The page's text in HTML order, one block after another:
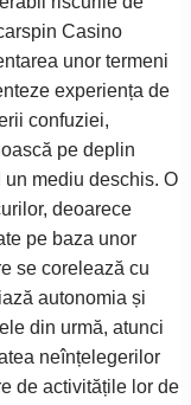
Casino
unor termeni
experiența de
confuziei,
pe deplin
mediu deschis. O
deoarece
pe baza unor
se corelează cu
autonomia și
din urmă, atunci
neînțelegerilor
de activitățile lor de